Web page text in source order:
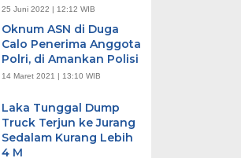
25 Juni 2022 | 12:12 WIB
Oknum ASN di Duga
Calo Penerima Anggota
Polri, di Amankan Polisi
14 Maret 2021 | 13:10 WIB
Laka Tunggal Dump
Truck Terjun ke Jurang
Sedalam Kurang Lebih
4 M